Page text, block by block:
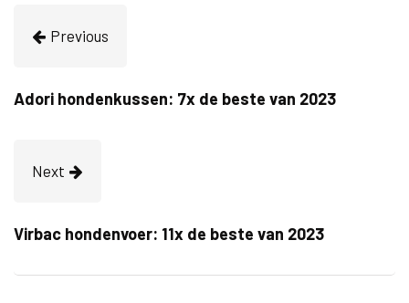
Previous
Adori hondenkussen: 7x de beste van 2023
Next
Virbac hondenvoer: 11x de beste van 2023